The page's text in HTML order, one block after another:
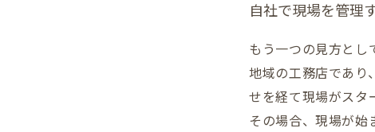
自社で現場を管理
もう一つの見方とし
地域の工務店であり
せを経て現場がスタ
その場合、現場が始